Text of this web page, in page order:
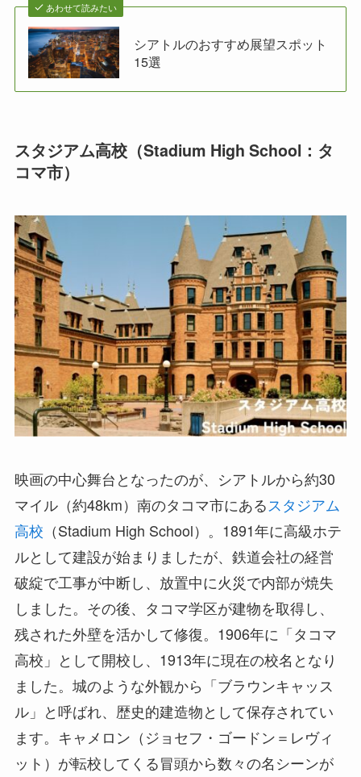
あわせて読みたい
シアトルのおすすめ展望スポット
15選
スタジアム高校（Stadium High School：タ
コマ市）
映画の中心舞台となったのが、シアトルから約30
マイル（約48km）南のタコマ市にあるスタジアム
高校 （Stadium High School）。1891年に高級ホテ
ルとして建設が始まりましたが、鉄道会社の経営
破綻で工事が中断し、放置中に火災で内部が焼失
しました。その後、タコマ学区が建物を取得し、
残された外壁を活かして修復。1906年に「タコマ
高校」として開校し、1913年に現在の校名となり
ました。城のような外観から「ブラウンキャッス
ル」と呼ばれ、歴史的建造物として保存されてい
ます。キャメロン（ジョセフ・ゴードン＝レヴィ
ット）が転校してくる冒頭から数々の名シーンが